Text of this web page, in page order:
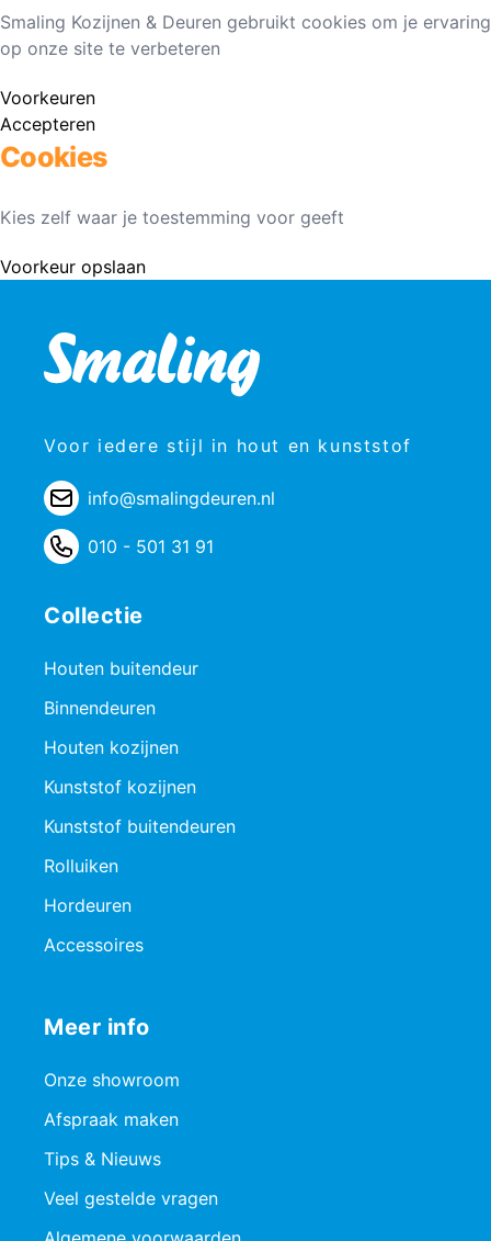
Smaling Kozijnen & Deuren gebruikt cookies om je ervaring
op onze site te verbeteren
Voorkeuren
Accepteren
Cookies
Kies zelf waar je toestemming voor geeft
Voorkeur opslaan
Voor iedere stijl in hout en kunststof
info@smalingdeuren.nl
010 - 501 31 91
Collectie
Houten buitendeur
Binnendeuren
Houten kozijnen
Kunststof kozijnen
Kunststof buitendeuren
Rolluiken
Hordeuren
Accessoires
Meer info
Onze showroom
Afspraak maken
Tips & Nieuws
Veel gestelde vragen